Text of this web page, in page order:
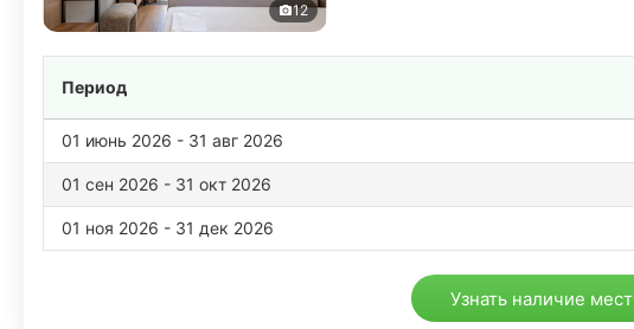
12
Период
01 июнь 2026 - 31 авг 2026
01 сен 2026 - 31 окт 2026
01 ноя 2026 - 31 дек 2026
Узнать наличие мест